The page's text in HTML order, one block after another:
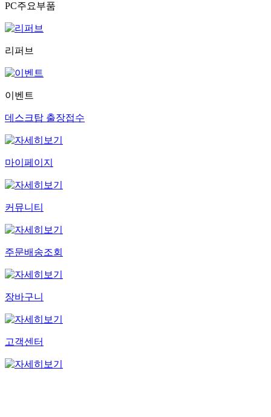
PC주요부품
리퍼브
이벤트
데스크탑 출장접수
마이페이지
커뮤니티
주문배송조회
장바구니
고객센터